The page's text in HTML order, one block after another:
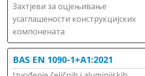
Захтјеви за оцјењивање
усаглашености конструкцијских
компонената
BAS EN 1090-1+A1:2021